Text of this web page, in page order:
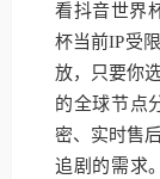
看抖音世界
杯当前IP受
放，只要你
的全球节点
密、实时售
追剧的需求